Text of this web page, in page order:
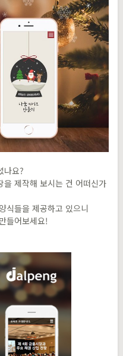
나요?
제작해 보시는 건 어떠신가
식들을 제공하고 있으니
들어보세요!